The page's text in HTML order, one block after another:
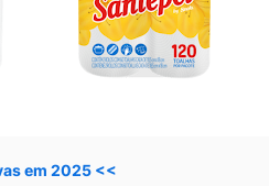
em 2025 <<